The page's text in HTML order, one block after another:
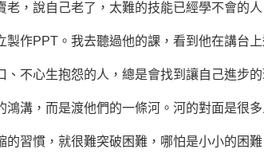
說自己老了，太難的技能已經學不會的人
PPT。我去聽過他的課，看到他在講台上
心生抱怨的人，總是會找到讓自己進步的
，而是渡他們的一條河。河的對面是很多
慣，就很難突破困難，哪怕是小小的困難